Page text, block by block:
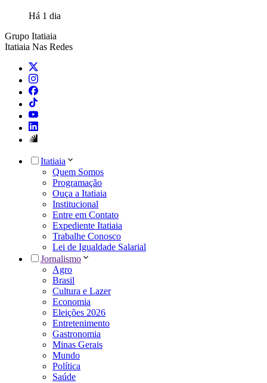
Há 1 dia
Grupo Itatiaia
Itatiaia Nas Redes
Itatiaia
Quem Somos
Programação
Ouça a Itatiaia
Institucional
Entre em Contato
Expediente Itatiaia
Trabalhe Conosco
Lei de Igualdade Salarial
Jornalismo
Agro
Brasil
Cultura e Lazer
Economia
Eleições 2026
Entretenimento
Gastronomia
Minas Gerais
Mundo
Política
Saúde